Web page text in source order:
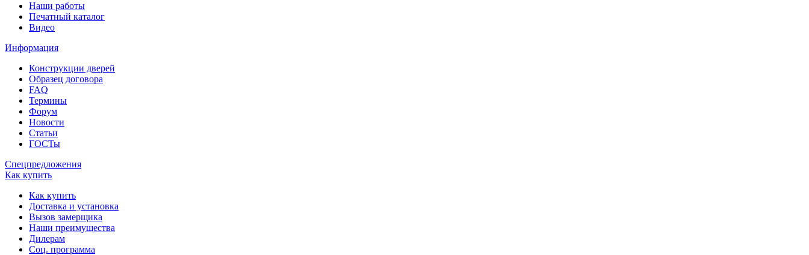
Наши работы
Печатный каталог
Видео
Информация
Конструкции дверей
Образец договора
FAQ
Термины
Форум
Новости
Статьи
ГОСТы
Спецпредложения
Как купить
Как купить
Доставка и установка
Вызов замерщика
Наши преимущества
Дилерам
Соц. программа